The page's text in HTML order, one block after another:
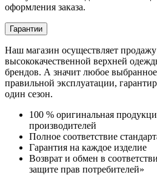
оформления заказа.
Гарантии
Наш магазин осуществляет продажу
высококачественной верхней
брендов. А значит любое
правильной эксплуатации,
один сезон.
100 % оригинальная
производителей
Полное соответствие
Гарантия на каждое изделие
Возврат и обмен в
защите прав потребителей»